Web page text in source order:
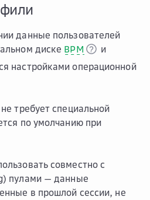
данные пользователей
диске ВРМ
и
настройками операционной
требует специальной
по умолчанию при
совместно с
пулами — данные
в прошлой сессии, не